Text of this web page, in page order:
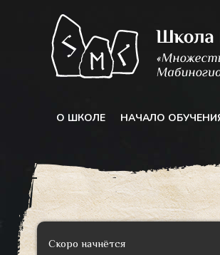
содержимому
О ШКОЛЕ НАЧАЛО
Скоро начнётся